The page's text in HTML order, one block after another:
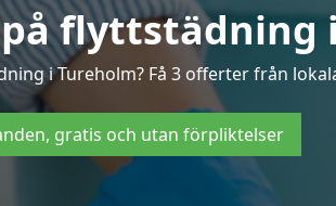
flyttstädning
i Tureholm? Få 3 offerter från
gratis och utan förpliktelser